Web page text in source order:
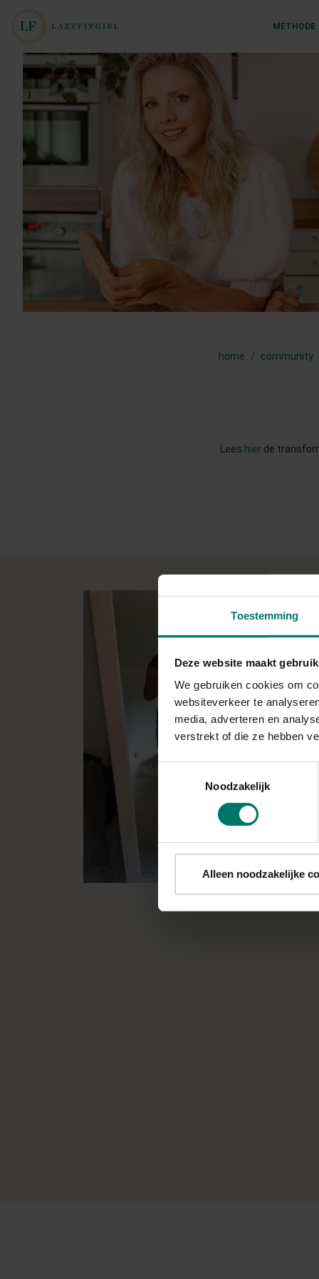
Toestemming
Deze website maakt
We gebruiken cookies om
websiteverkeer te
media, adverteren en
verstrekt of die ze hebben
Noodzakelijk
Alleen noodzakelijke
METHODE
home community
Lees hier de